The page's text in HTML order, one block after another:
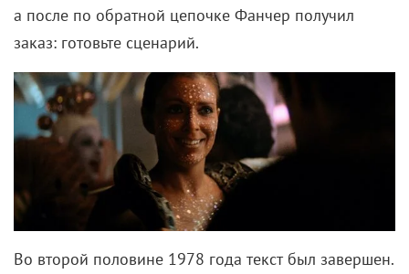
а после по обратной цепочке Фанчер получил
заказ: готовьте сценарий.
Во второй половине 1978 года текст был завершен.